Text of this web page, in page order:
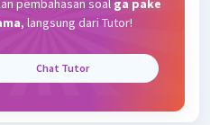
pembahasan soal ga pake
, langsung dari Tutor!
Chat Tutor